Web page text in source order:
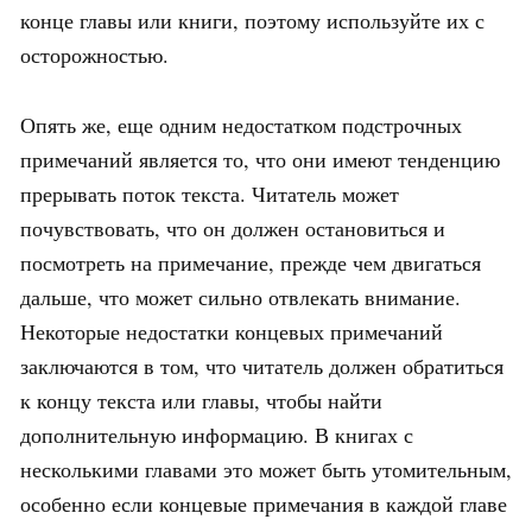
конце главы или книги, поэтому используйте их с
осторожностью.
Опять же, еще одним недостатком подстрочных
примечаний является то, что они имеют тенденцию
прерывать поток текста. Читатель может
почувствовать, что он должен остановиться и
посмотреть на примечание, прежде чем двигаться
дальше, что может сильно отвлекать внимание.
Некоторые недостатки концевых примечаний
заключаются в том, что читатель должен обратиться
к концу текста или главы, чтобы найти
дополнительную информацию. В книгах с
несколькими главами это может быть утомительным,
особенно если концевые примечания в каждой главе